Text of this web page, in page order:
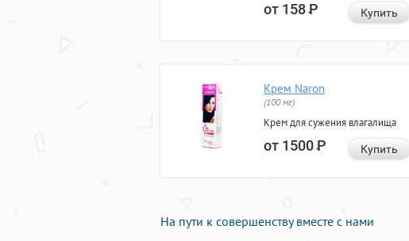
от 158Р Купить
Крем Naron
(100 мг)
Крем для сужения влагалища
от 1500Р Купить
На пути к совершенству вместе с нами